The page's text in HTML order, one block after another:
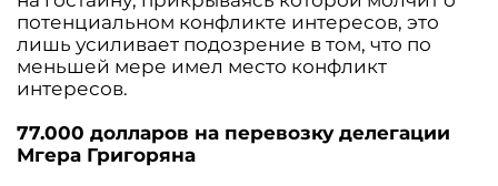
потенциальном конфликте интересов, это
лишь усиливает подозрение в том, что по
меньшей мере имел место конфликт
интересов.
77.000 долларов на перевозку делегации
Мгера Григоряна